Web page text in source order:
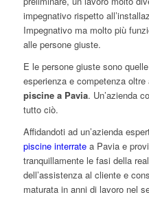
impegnativo rispetto
Impegnativo ma molto più
alle persone giuste.
E le persone giuste sono
esperienza e competenza
piscine a Pavia. Un’azienda
tutto ciò.
Affidandoti ad un’azienda
piscine interratea Pavia e
tranquillamente le fasi della
dell’assistenza al cliente e
maturata in anni di lavoro nel